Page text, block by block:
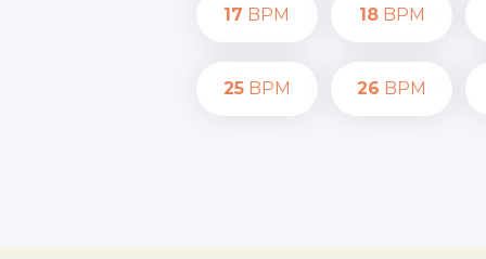
17 BPM 18BPM
25BPM 26 BPM